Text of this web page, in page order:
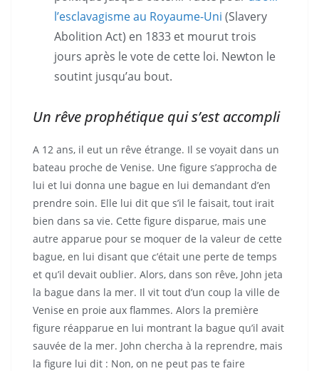
l’esclavagisme au Royaume-Uni (Slavery
Abolition Act) en 1833 et mourut trois
jours après le vote de cette loi. Newton le
soutint jusqu’au bout.
Un rêve prophétique qui s’est accompli
A 12 ans, il eut un rêve étrange. Il se voyait dans un
bateau proche de Venise. Une figure s’approcha de
lui et lui donna une bague en lui demandant d’en
prendre soin. Elle lui dit que s’il le faisait, tout irait
bien dans sa vie. Cette figure disparue, mais une
autre apparue pour se moquer de la valeur de cette
bague, en lui disant que c’était une perte de temps
et qu’il devait oublier. Alors, dans son rêve, John jeta
la bague dans la mer. Il vit tout d’un coup la ville de
Venise en proie aux flammes. Alors la première
figure réapparue en lui montrant la bague qu’il avait
sauvée de la mer. John chercha à la reprendre, mais
la figure lui dit : Non, on ne peut pas te faire